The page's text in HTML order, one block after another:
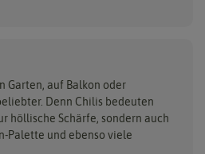
Anzucht, Kultivierung
& Ernte
Gusta Garden
Jiffy
Garten, auf Balkon oder
Denn Chilis bedeuten
höllische Schärfe, sondern auch
Palette und ebenso viele